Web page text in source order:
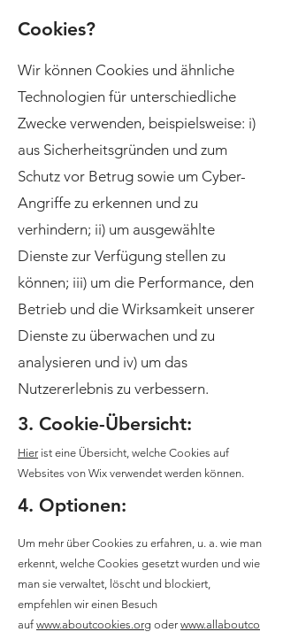
Cookies?
Wir können Cookies und ähnliche
Technologien für unterschiedliche
Zwecke verwenden, beispielsweise: i)
aus Sicherheitsgründen und zum
Schutz vor Betrug sowie um Cyber-
Angriffe zu erkennen und zu
verhindern; ii) um ausgewählte
Dienste zur Verfügung stellen zu
können; iii) um die Performance, den
Betrieb und die Wirksamkeit unserer
Dienste zu überwachen und zu
analysieren und iv) um das
Nutzererlebnis zu verbessern.
3. Cookie-Übersicht:
Hier ist eine Übersicht, welche Cookies auf
Websites von Wix verwendet werden können.
4. Optionen:
Um mehr über Cookies zu erfahren, u. a. wie man
erkennt, welche Cookies gesetzt wurden und wie
man sie verwaltet, löscht und blockiert,
empfehlen wir einen Besuch
auf www.aboutcookies.org oder www.allaboutco